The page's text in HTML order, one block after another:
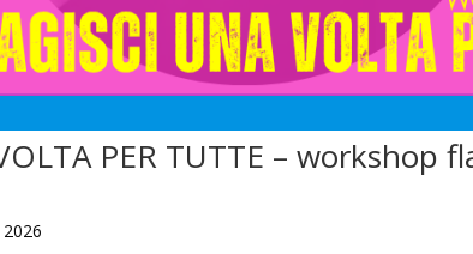
PER TUTTE – workshop